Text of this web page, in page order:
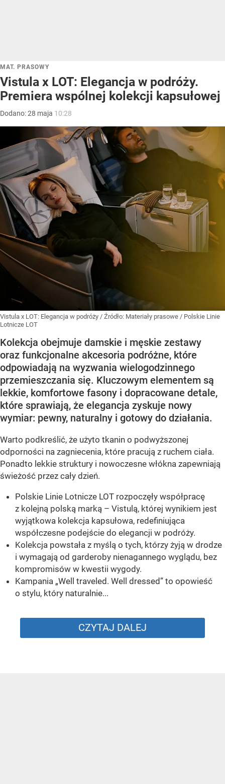
MAT. PRASOWY
Vistula x LOT: Elegancja w podróży.
Premiera wspólnej kolekcji kapsułowej
Dodano:28 maja 10:28
Vistula x LOT: Elegancja w podróży / Źródło: Materiały prasowe / Polskie Linie
Lotnicze LOT
Kolekcja obejmuje damskie i męskie zestawy
oraz funkcjonalne akcesoria podróżne, które
odpowiadają na wyzwania wielogodzinnego
przemieszczania się. Kluczowym elementem są
lekkie, komfortowe fasony i dopracowane detale,
które sprawiają, że elegancja zyskuje nowy
wymiar: pewny, naturalny i gotowy do działania.
Warto podkreślić, że użyto tkanin o podwyższonej
odporności na zagniecenia, które pracują z ruchem ciała.
Ponadto lekkie struktury i nowoczesne włókna zapewniają
świeżość przez cały dzień.
Polskie Linie Lotnicze LOT rozpoczęły współpracę
z kolejną polską marką – Vistulą, której wynikiem jest
wyjątkowa kolekcja kapsułowa, redefiniująca
współczesne podejście do elegancji w podróży.
Kolekcja powstała z myślą o tych, którzy żyją w drodze
i wymagają od garderoby nienagannego wyglądu, bez
kompromisów w kwestii wygody.
Kampania „Well traveled. Well dressed” to opowieść
o stylu, który naturalnie...
CZYTAJ DALEJ